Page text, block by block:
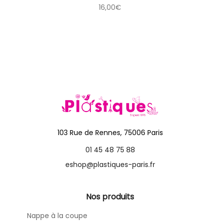
16,00€
103 Rue de Rennes, 75006 Paris
01 45 48 75 88
eshop@plastiques-paris.fr
Nos produits
Nappe à la coupe